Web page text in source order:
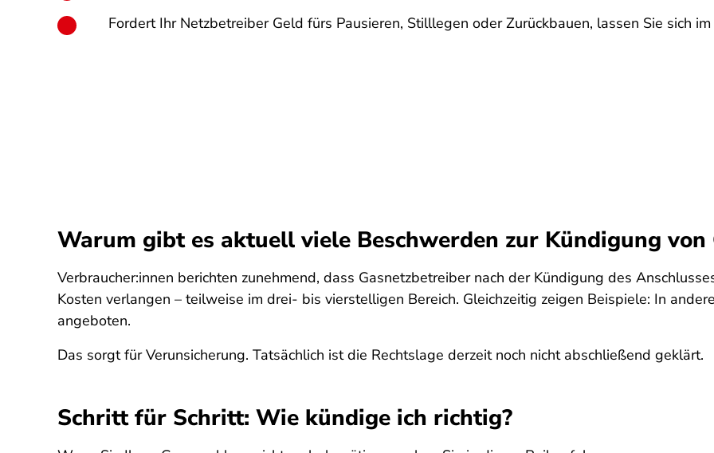
Fordert Ihr Netzbetreiber Geld fürs Pausieren, Stilllegen oder Zurückbauen, lassen Sie sich
Warum gibt es aktuell viele Beschwerden zur Kündigung von
Verbraucher:innen berichten zunehmend, dass Gasnetzbetreiber nach der Kündigung des
Kosten verlangen – teilweise im drei- bis vierstelligen Bereich. Gleichzeitig zeigen Beispiele: In
angeboten.
Das sorgt für Verunsicherung. Tatsächlich ist die Rechtslage derzeit noch nicht abschließend geklärt.
Schritt für Schritt: Wie kündige ich richtig?